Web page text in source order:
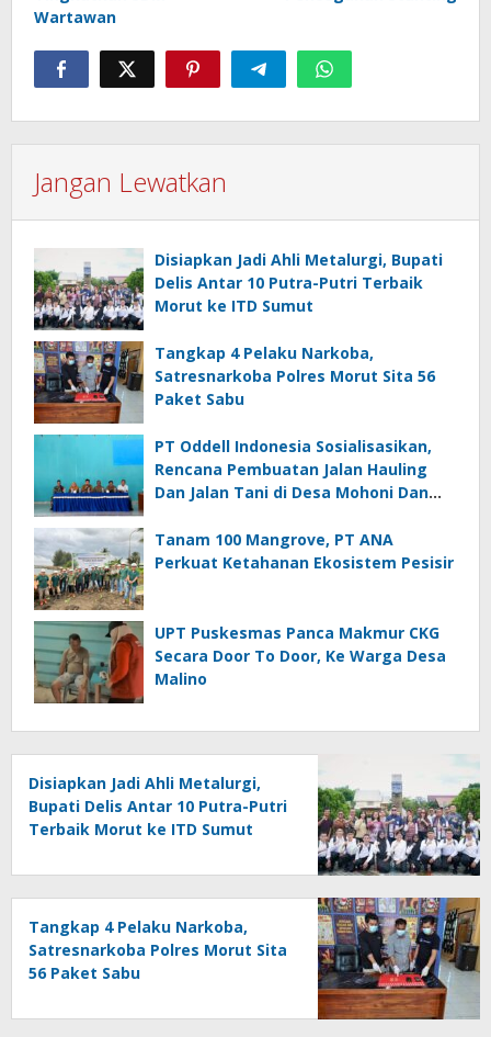
Wartawan
Jangan Lewatkan
Disiapkan Jadi Ahli Metalurgi, Bupati
Delis Antar 10 Putra-Putri Terbaik
Morut ke ITD Sumut
Tangkap 4 Pelaku Narkoba,
Satresnarkoba Polres Morut Sita 56
Paket Sabu
PT Oddell Indonesia Sosialisasikan,
Rencana Pembuatan Jalan Hauling
Dan Jalan Tani di Desa Mohoni Dan
Tanam 100 Mangrove, PT ANA
Perkuat Ketahanan Ekosistem Pesisir
UPT Puskesmas Panca Makmur CKG
Secara Door To Door, Ke Warga Desa
Malino
Disiapkan Jadi Ahli Metalurgi,
Bupati Delis Antar 10 Putra-Putri
Terbaik Morut ke ITD Sumut
Tangkap 4 Pelaku Narkoba,
Satresnarkoba Polres Morut Sita
56 Paket Sabu